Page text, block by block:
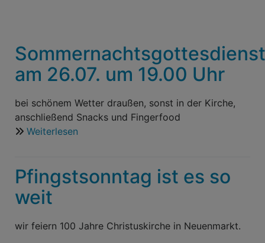
Sommernachtsgottesdienst
am 26.07. um 19.00 Uhr
bei schönem Wetter draußen, sonst in der Kirche,
anschließend Snacks und Fingerfood
Weiterlesen
26.07.
Pfingstsonntag ist es so
weit
wir feiern 100 Jahre Christuskirche in Neuenmarkt.